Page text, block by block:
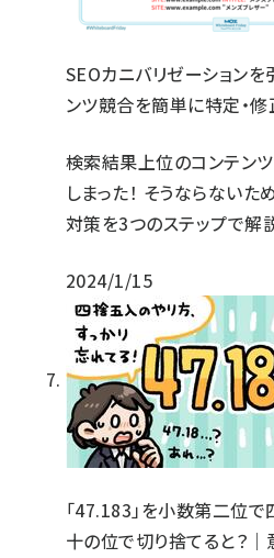
SEOカニバリゼーション
ンツ競合を簡単に特定・修
検索結果上位のコンテン
しまった！ そうならないた
対策を3つのステップで解
2024/1/15
「47.183」を小数第二位で
十の位で切り捨てると？